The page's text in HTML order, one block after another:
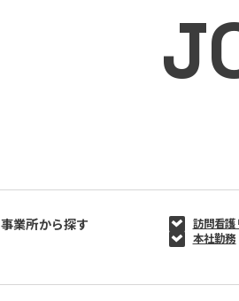
事業所から探す
訪問看
本社勤務